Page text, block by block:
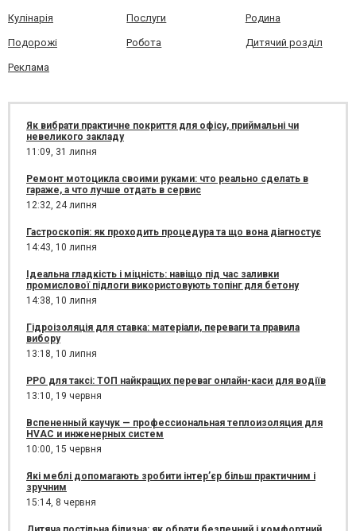
Кулінарія Послуги Родина
Подорожі Робота Дитячий розділ
Реклама
Як вибрати практичне покриття для офісу, приймальні чи
невеликого закладу
11:09, 31 липня
Ремонт мотоцикла своими руками: что реально сделать в
гараже, а что лучше отдать в сервис
12:32, 24 липня
Гастроскопія: як проходить процедура та що вона діагностує
14:43, 10 липня
Ідеальна гладкість і міцність: навіщо під час заливки
промислової підлоги використовують топінг для бетону
14:38, 10 липня
Гідроізоляція для ставка: матеріали, переваги та правила
вибору
13:18, 10 липня
РРО для таксі: ТОП найкращих переваг онлайн-каси для водіїв
13:10, 19 червня
Вспененный каучук — профессиональная теплоизоляция для
HVAC и инженерных систем
10:00, 15 червня
Які меблі допомагають зробити інтер’єр більш практичним і
зручним
15:14, 8 червня